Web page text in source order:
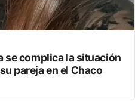
se complica la situación
pareja en el Chaco